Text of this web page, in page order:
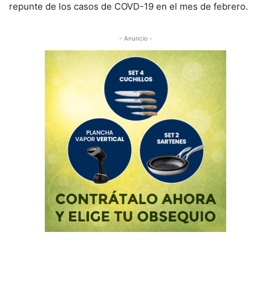
repunte de los casos de COVD-19 en el mes de febrero.
- Anuncio -